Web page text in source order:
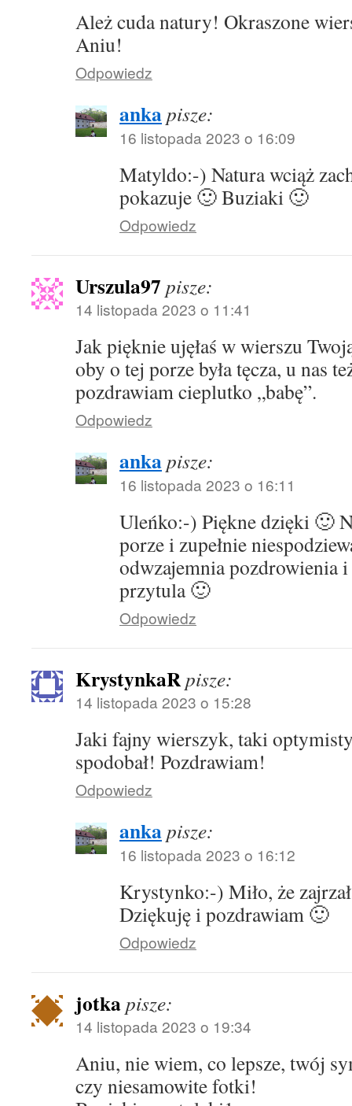
Ależ cuda natury! Okraszone
Aniu!
Odpowiedz
ankapisze:
16 listopada 2023 o 16:09
Matyldo:-) Natura wciąż
pokazuje 🙂 Buziaki 🙂
Odpowiedz
Urszula97 pisze:
14 listopada 2023 o 11:41
Jak pięknie ujęłaś w wierszu
oby o tej porze była tęcza, u nas
pozdrawiam cieplutko „babę”.
Odpowiedz
ankapisze:
16 listopada 2023 o 16:11
Uleńko:-) Piękne dzięki 🙂
porze i zupełnie
odwzajemnia pozdrowienia
przytula 🙂
Odpowiedz
KrystynkaRpisze:
14 listopada 2023 o 15:28
Jaki fajny wierszyk, taki
spodobał! Pozdrawiam!
Odpowiedz
ankapisze:
16 listopada 2023 o 16:12
Krystynko:-) Miło, że
Dziękuję i pozdrawiam 🙂
Odpowiedz
jotkapisze:
14 listopada 2023 o 19:34
Aniu, nie wiem, co lepsze, twój
czy niesamowite fotki!